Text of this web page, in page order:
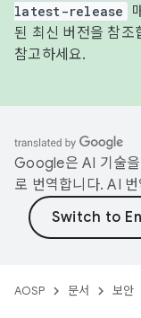
latest-release
된 최신 버전을 참조
참고하세요.
Google은 AI 기술을
로 번역합니다. AI
AOSP 문서 보안